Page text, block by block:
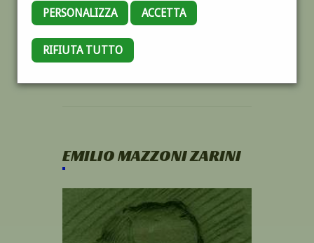
PERSONALIZZA ACCETTA
RIFIUTA TUTTO
EMILIO MAZZONI ZARINI